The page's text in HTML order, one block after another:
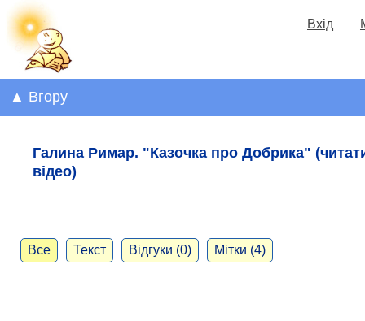
Вхід
▲ Вгору
Галина Римар. "Казочка про Добрика"
відео)
Все Текст Відгуки (0) Мітки (4)